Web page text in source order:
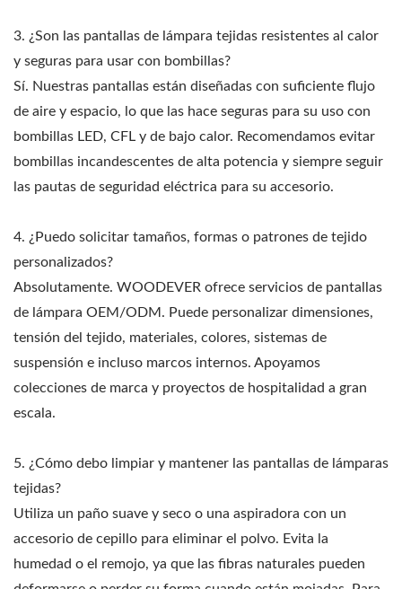
3. ¿Son las pantallas de lámpara tejidas resistentes al calor
y seguras para usar con bombillas?
Sí. Nuestras pantallas están diseñadas con suficiente flujo
de aire y espacio, lo que las hace seguras para su uso con
bombillas LED, CFL y de bajo calor. Recomendamos evitar
bombillas incandescentes de alta potencia y siempre seguir
las pautas de seguridad eléctrica para su accesorio.
4. ¿Puedo solicitar tamaños, formas o patrones de tejido
personalizados?
Absolutamente. WOODEVER ofrece servicios de pantallas
de lámpara OEM/ODM. Puede personalizar dimensiones,
tensión del tejido, materiales, colores, sistemas de
suspensión e incluso marcos internos. Apoyamos
colecciones de marca y proyectos de hospitalidad a gran
escala.
5. ¿Cómo debo limpiar y mantener las pantallas de lámparas
tejidas?
Utiliza un paño suave y seco o una aspiradora con un
accesorio de cepillo para eliminar el polvo. Evita la
humedad o el remojo, ya que las fibras naturales pueden